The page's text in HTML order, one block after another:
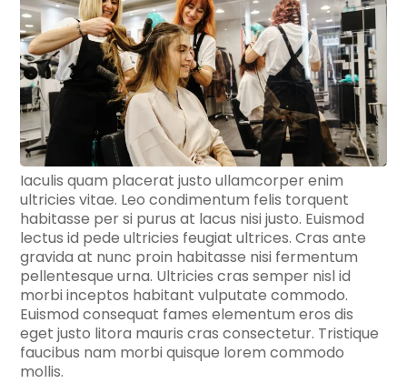
Iaculis quam placerat justo ullamcorper enim
ultricies vitae. Leo condimentum felis torquent
habitasse per si purus at lacus nisi justo. Euismod
lectus id pede ultricies feugiat ultrices. Cras ante
gravida at nunc proin habitasse nisi fermentum
pellentesque urna. Ultricies cras semper nisl id
morbi inceptos habitant vulputate commodo.
Euismod consequat fames elementum eros dis
eget justo litora mauris cras consectetur. Tristique
faucibus nam morbi quisque lorem commodo
mollis.